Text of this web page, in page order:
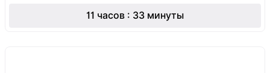
11 часов : 33 минуты